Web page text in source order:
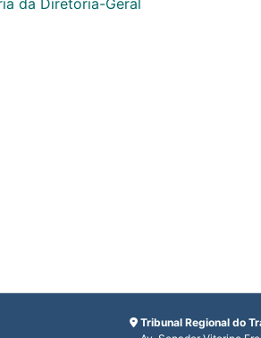
da Diretoria-Geral
Tribunal Regional do